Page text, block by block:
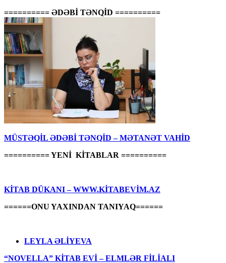
========== ƏDƏBİ TƏNQİD ==========
MÜSTƏQİL ƏDƏBİ TƏNQİD – MƏTANƏT VAHİD
========== YENİ KİTABLAR ==========
KİTAB DÜKANI – WWW.KİTABEVİM.AZ
======ONU YAXINDAN TANIYAQ======
LEYLA ƏLİYEVA
“NOVELLA” KİTAB EVİ – ELMLƏR FİLİALI